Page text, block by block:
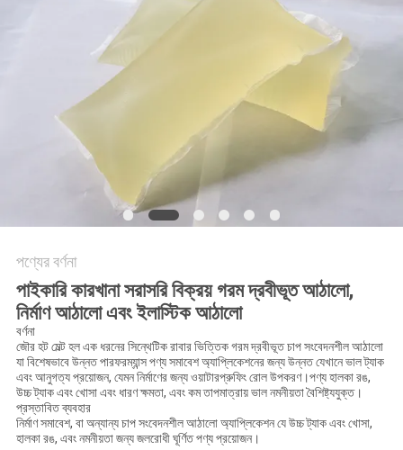
গোপনীয়তা
নীতি
পণ্যের বর্ণনা
পাইকারি কারখানা সরাসরি বিক্রয় গরম দ্রবীভূত আঠালো,
নির্মাণ আঠালো এবং ইলাস্টিক আঠালো
বর্ণনা
জৌর হট মেল্ট হল এক ধরনের সিন্থেটিক রাবার ভিত্তিক গরম দ্রবীভূত চাপ সংবেদনশীল আঠালো
যা বিশেষভাবে উন্নত পারফরম্যান্স পণ্য সমাবেশ অ্যাপ্লিকেশনের জন্য উন্নত যেখানে ভাল ট্যাক
এবং আনুগত্য প্রয়োজন, যেমন নির্মাণের জন্য ওয়াটারপ্রুফিং রোল উপকরণ।পণ্য হালকা রঙ,
উচ্চ ট্যাক এবং খোসা এবং ধারণ ক্ষমতা, এবং কম তাপমাত্রায় ভাল নমনীয়তা বৈশিষ্ট্যযুক্ত।
প্রস্তাবিত ব্যবহার
নির্মাণ সমাবেশ, বা অন্যান্য চাপ সংবেদনশীল আঠালো অ্যাপ্লিকেশন যে উচ্চ ট্যাক এবং খোসা,
হালকা রঙ, এবং নমনীয়তা জন্য জলরোধী ঘূর্ণিত পণ্য প্রয়োজন।